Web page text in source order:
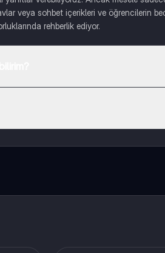
veya sohbet içerikleri ve öğrencilerin
rehberlik ediyor.